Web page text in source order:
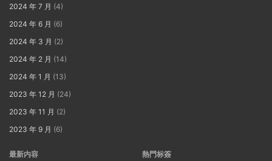
2024 年 7 月 (4)
2024 年 6 月 (6)
2024 年 3 月 (2)
2024 年 2 月 (14)
2024 年 1 月 (13)
2023 年 12 月 (24)
2023 年 11 月 (2)
2023 年 9 月 (6)
最新内容 熱門标簽